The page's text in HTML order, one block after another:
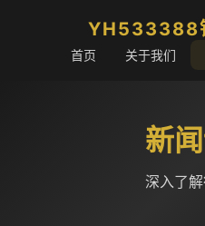
YH533388
首页 关于我们
新
深入了